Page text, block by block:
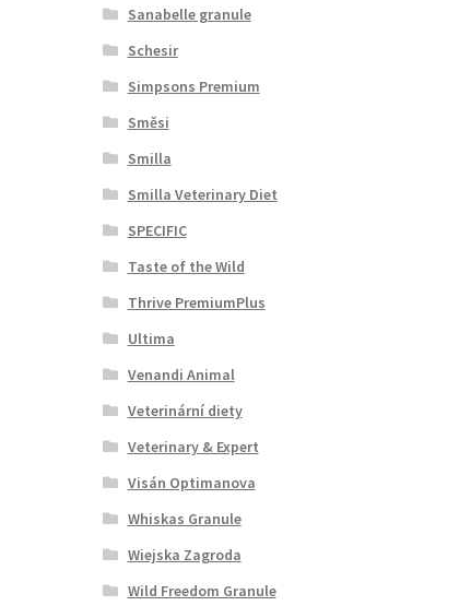
Sanabelle granule
Schesir
Simpsons Premium
Směsi
Smilla
Smilla Veterinary Diet
SPECIFIC
Taste of the Wild
Thrive PremiumPlus
Ultima
Venandi Animal
Veterinární diety
Veterinary & Expert
Visán Optimanova
Whiskas Granule
Wiejska Zagroda
Wild Freedom Granule